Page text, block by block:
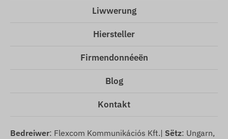
Liwwerung
Hiersteller
Firmendonnéeën
Blog
Kontakt
Bedreiwer: Flexcom Kommunikációs Kft.| Sëtz: Ungarn,